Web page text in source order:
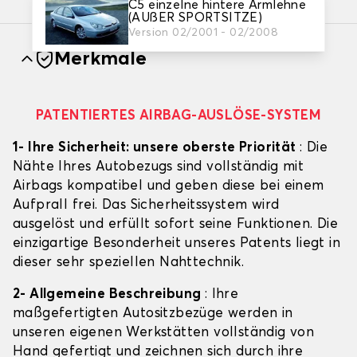
C5 einzelne hintere Armlehne
(AUßER SPORTSITZE)
Version 02/2001 - 02/2008
Merkmale
PATENTIERTES AIRBAG-AUSLÖSE-SYSTEM
1- Ihre Sicherheit: unsere oberste Priorität : Die
Nähte Ihres Autobezugs sind vollständig mit
Airbags kompatibel und geben diese bei einem
Aufprall frei. Das Sicherheitssystem wird
ausgelöst und erfüllt sofort seine Funktionen. Die
einzigartige Besonderheit unseres Patents liegt in
dieser sehr speziellen Nahttechnik.
2- Allgemeine Beschreibung : Ihre
maßgefertigten Autositzbezüge werden in
unseren eigenen Werkstätten vollständig von
Hand gefertigt und zeichnen sich durch ihre